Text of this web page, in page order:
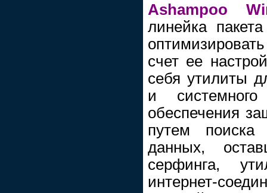
Ashampoo
линейка
счет ее
себя утилиты
и
обеспечения
путем
данных,
cepфингa,
интернет-